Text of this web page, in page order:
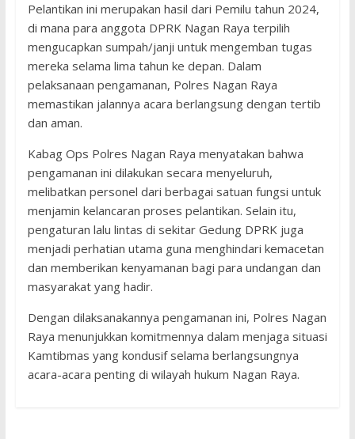
Pelantikan ini merupakan hasil dari Pemilu tahun 2024,
di mana para anggota DPRK Nagan Raya terpilih
mengucapkan sumpah/janji untuk mengemban tugas
mereka selama lima tahun ke depan. Dalam
pelaksanaan pengamanan, Polres Nagan Raya
memastikan jalannya acara berlangsung dengan tertib
dan aman.
Kabag Ops Polres Nagan Raya menyatakan bahwa
pengamanan ini dilakukan secara menyeluruh,
melibatkan personel dari berbagai satuan fungsi untuk
menjamin kelancaran proses pelantikan. Selain itu,
pengaturan lalu lintas di sekitar Gedung DPRK juga
menjadi perhatian utama guna menghindari kemacetan
dan memberikan kenyamanan bagi para undangan dan
masyarakat yang hadir.
Dengan dilaksanakannya pengamanan ini, Polres Nagan
Raya menunjukkan komitmennya dalam menjaga situasi
Kamtibmas yang kondusif selama berlangsungnya
acara-acara penting di wilayah hukum Nagan Raya.